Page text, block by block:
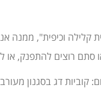
קלילה וכיפית",
סתם רוצים להתפנק,
קוביות דג בסגנון